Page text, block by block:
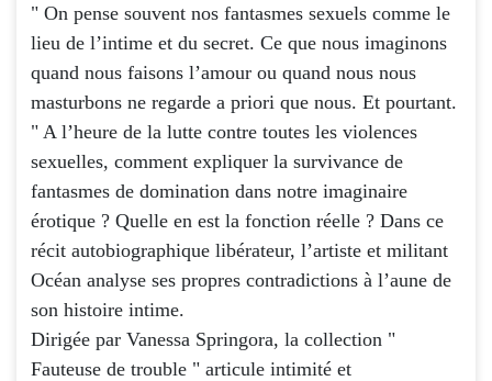
" On pense souvent nos fantasmes sexuels comme le
lieu de l’intime et du secret. Ce que nous imaginons
quand nous faisons l’amour ou quand nous nous
masturbons ne regarde a priori que nous. Et pourtant.
" A l’heure de la lutte contre toutes les violences
sexuelles, comment expliquer la survivance de
fantasmes de domination dans notre imaginaire
érotique ? Quelle en est la fonction réelle ? Dans ce
récit autobiographique libérateur, l’artiste et militant
Océan analyse ses propres contradictions à l’aune de
son histoire intime.
Dirigée par Vanessa Springora, la collection "
Fauteuse de trouble " articule intimité et